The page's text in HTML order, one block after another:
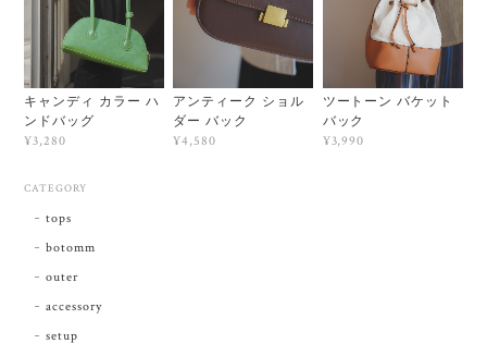
キャンディ カラー ハ
ンドバッグ
¥3,280
アンティーク ショル
ダー バック
¥4,580
ツートーン バケット
バック
¥3,990
CATEGORY
tops
botomm
outer
accessory
setup